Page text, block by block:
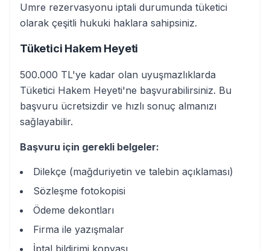
Umre rezervasyonu iptali durumunda tüketici
olarak çeşitli hukuki haklara sahipsiniz.
Tüketici Hakem Heyeti
500.000 TL'ye kadar olan uyuşmazlıklarda
Tüketici Hakem Heyeti'ne başvurabilirsiniz. Bu
başvuru ücretsizdir ve hızlı sonuç almanızı
sağlayabilir.
Başvuru için gerekli belgeler:
Dilekçe (mağduriyetin ve talebin açıklaması)
Sözleşme fotokopisi
Ödeme dekontları
Firma ile yazışmalar
İptal bildirimi kopyası